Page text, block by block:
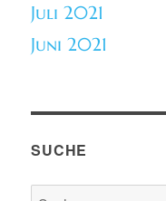
Juli 2021
Juni 2021
SUCHE
Suche